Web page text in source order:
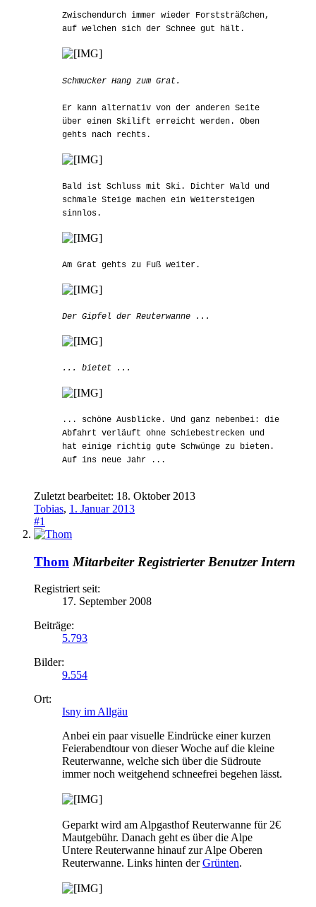
Zwischendurch immer wieder Forststräßchen,
auf welchen sich der Schnee gut hält.
Schmucker Hang zum Grat.
Er kann alternativ von der anderen Seite
über einen Skilift erreicht werden. Oben
gehts nach rechts.
Bald ist Schluss mit Ski. Dichter Wald und
schmale Steige machen ein Weitersteigen
sinnlos.
Am Grat gehts zu Fuß weiter.
Der Gipfel der Reuterwanne ...
... bietet ...
... schöne Ausblicke. Und ganz nebenbei: die
Abfahrt verläuft ohne Schiebestrecken und
hat einige richtig gute Schwünge zu bieten.
Auf ins neue Jahr ...
Zuletzt bearbeitet: 18. Oktober 2013
Tobias, 1. Januar 2013
#1
Thom Mitarbeiter Registrierter Benutzer Intern
Registriert seit:
17. September 2008
Beiträge:
5.793
Bilder:
9.554
Ort:
Isny im Allgäu
Anbei ein paar visuelle Eindrücke einer kurzen
Feierabendtour von dieser Woche auf die kleine
Reuterwanne, welche sich über die Südroute
immer noch weitgehend schneefrei begehen lässt.
Geparkt wird am Alpgasthof Reuterwanne für 2€
Mautgebühr. Danach geht es über die Alpe
Untere Reuterwanne hinauf zur Alpe Oberen
Reuterwanne. Links hinten derGrünten.